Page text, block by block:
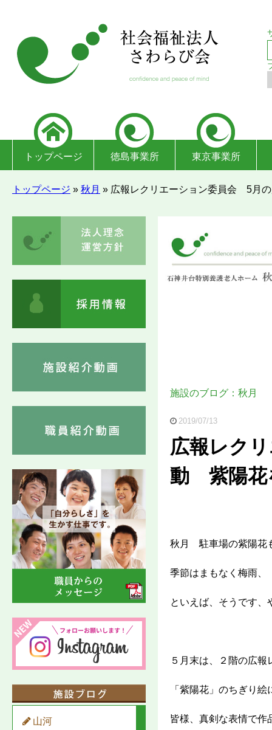
トップページ 徳島事業所 東京事業所
トップページ » 秋月 » 広報レクリエーション委員会 5月
施設のブログ：秋月
2019/07/13
広報レク
動 紫陽花
秋月 駐車場の紫陽花
季節はまもなく梅雨、
といえば、そうです、
５月末は、２階の広
「紫陽花」のちぎり
皆様、真剣な表情で作
山河